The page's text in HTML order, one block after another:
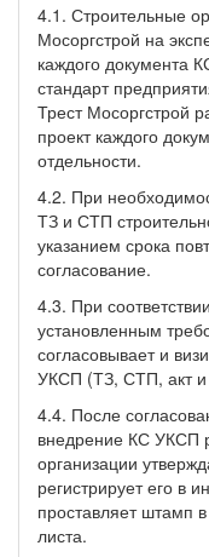
4.1. Строительные
Мосоргстрой на
каждого документа
стандарт
Трест Мосоргстрой
проект каждого
отдельности.
4.2. При
ТЗ и СТП
указанием срока
согласование.
4.3. При
установленным
согласовывает и
УКСП (ТЗ, СТП, акт и
4.4. После
внедрение КС УКСП
организации
регистрирует его в
проставляет штамп
листа.